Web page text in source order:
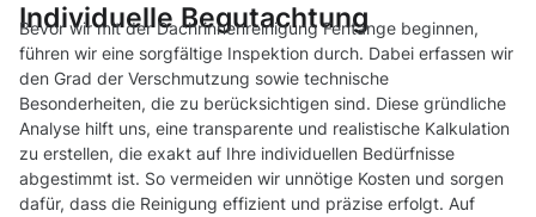
Individuelle Begutachtung
Bevor wir mit der Dachrinnenreinigung Fentange beginnen,
führen wir eine sorgfältige Inspektion durch. Dabei erfassen wir
den Grad der Verschmutzung sowie technische
Besonderheiten, die zu berücksichtigen sind. Diese gründliche
Analyse hilft uns, eine transparente und realistische Kalkulation
zu erstellen, die exakt auf Ihre individuellen Bedürfnisse
abgestimmt ist. So vermeiden wir unnötige Kosten und sorgen
dafür, dass die Reinigung effizient und präzise erfolgt. Auf